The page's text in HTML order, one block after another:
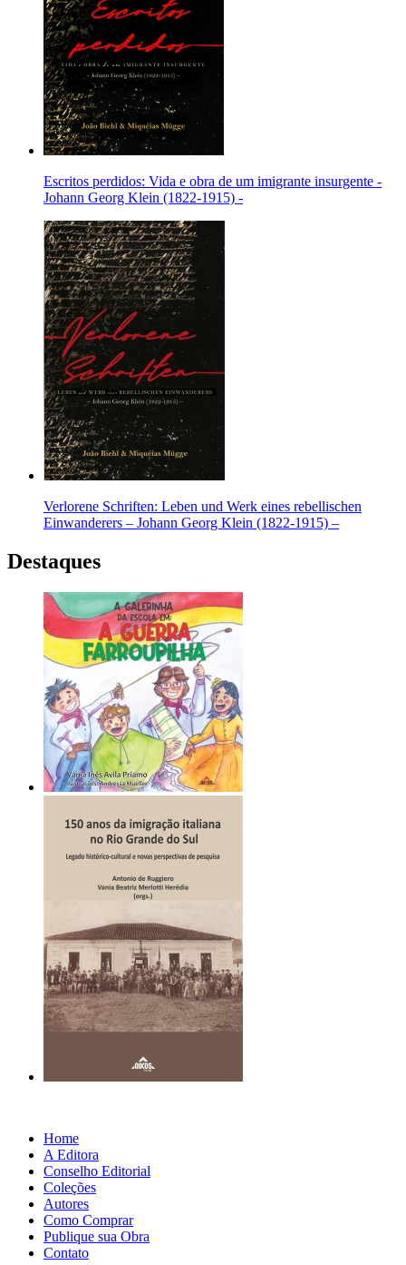
Escritos perdidos: Vida e obra de um imigrante insurgente -
Johann Georg Klein (1822-1915) -
Verlorene Schriften: Leben und Werk eines rebellischen
Einwanderers – Johann Georg Klein (1822-1915) –
Destaques
Home
A Editora
Conselho Editorial
Coleções
Autores
Como Comprar
Publique sua Obra
Contato